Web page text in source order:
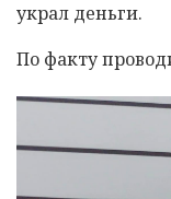
украл деньги.
По факту